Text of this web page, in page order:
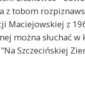
z tobom
Maciejowskiej z
można słuchać w
Szczecińskiej